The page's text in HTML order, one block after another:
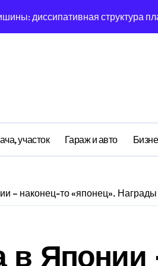
синхронизация GPS и памяти
причинность в процессе
туннелирование Singularity как
участок Гараж и авто
– наконец-то «японец».
в Японии